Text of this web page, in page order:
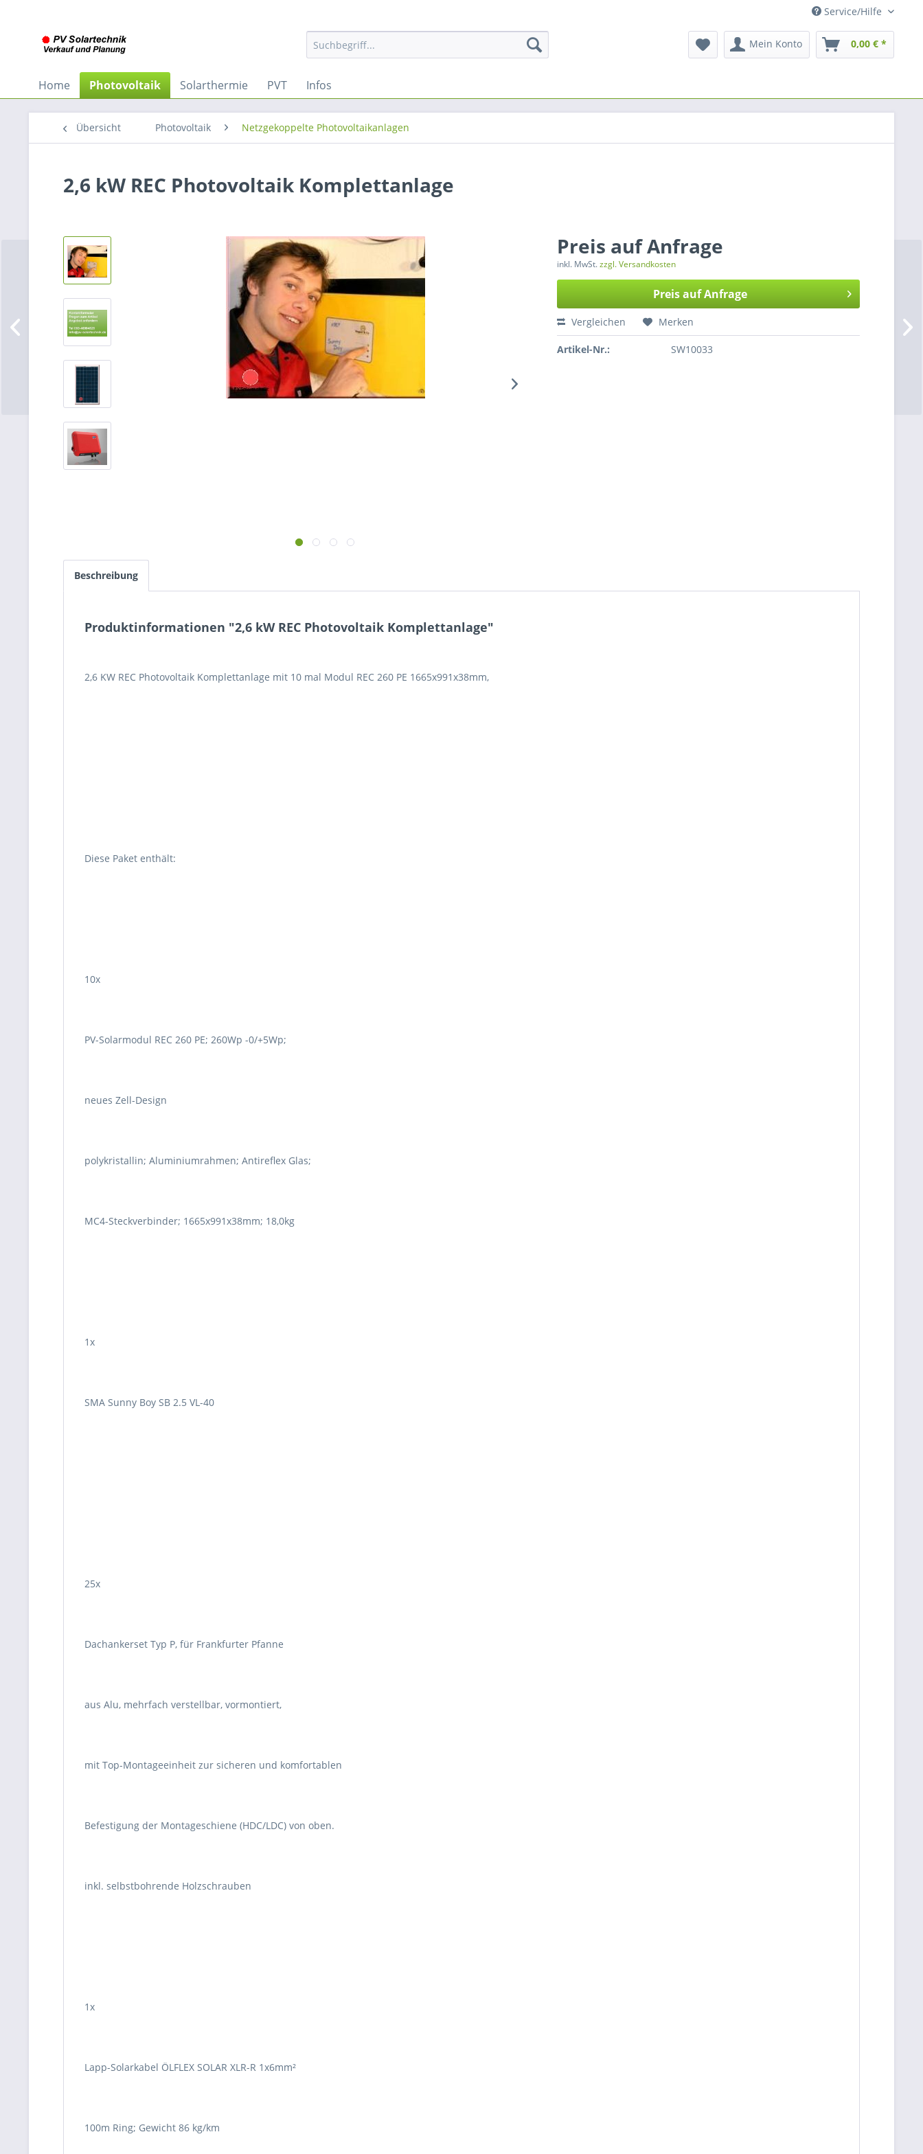
Service/Hilfe
Mein Konto 0,00 € *
Home Photovoltaik Solarthermie PVT Infos
Übersicht Photovoltaik Netzgekoppelte Photovoltaikanlagen
2,6 kW REC Photovoltaik Komplettanlage
Preis auf Anfrage
inkl. MwSt.zzgl. Versandkosten
Preis auf Anfrage
Vergleichen Merken
Artikel-Nr.: SW10033
Beschreibung
Produktinformationen "2,6 kW REC Photovoltaik Komplettanlage"
2,6 KW REC Photovoltaik Komplettanlage mit 10 mal Modul REC 260 PE 1665x991x38mm,
Diese Paket enthält:
10x
PV-Solarmodul REC 260 PE; 260Wp -0/+5Wp;
neues Zell-Design
polykristallin; Aluminiumrahmen; Antireflex Glas;
MC4-Steckverbinder; 1665x991x38mm; 18,0kg
1x
SMA Sunny Boy SB 2.5 VL-40
25x
Dachankerset Typ P, für Frankfurter Pfanne
aus Alu, mehrfach verstellbar, vormontiert,
mit Top-Montageeinheit zur sicheren und komfortablen
Befestigung der Montageschiene (HDC/LDC) von oben.
inkl. selbstbohrende Holzschrauben
1x
Lapp-Solarkabel ÖLFLEX SOLAR XLR-R 1x6mm²
100m Ring; Gewicht 86 kg/km